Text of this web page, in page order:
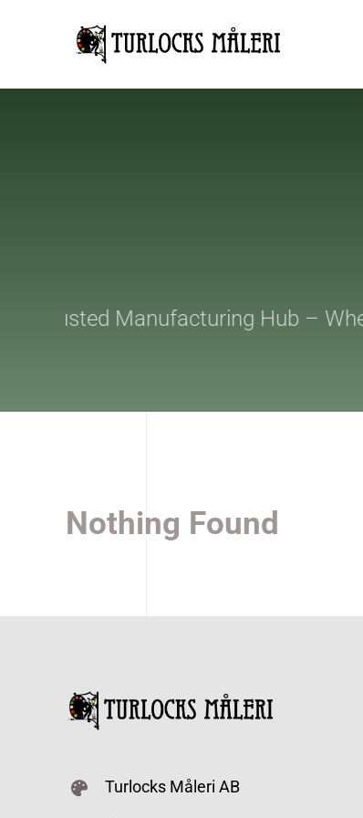
Trusted Manufacturing Hub –
Nothing Found
Turlocks Måleri AB